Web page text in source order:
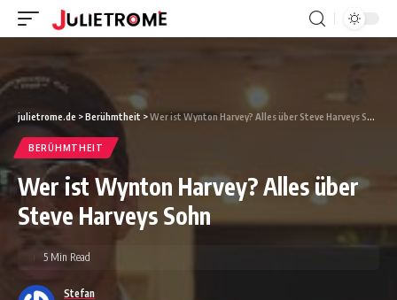
julietrome.de >Berühmtheit >Wer ist Wynton Harvey? Alles über Steve Harveys Sohn
BERÜHMTHEIT
Wer ist Wynton Harvey? Alles über
Steve Harveys Sohn
Stefan
5 Min Read